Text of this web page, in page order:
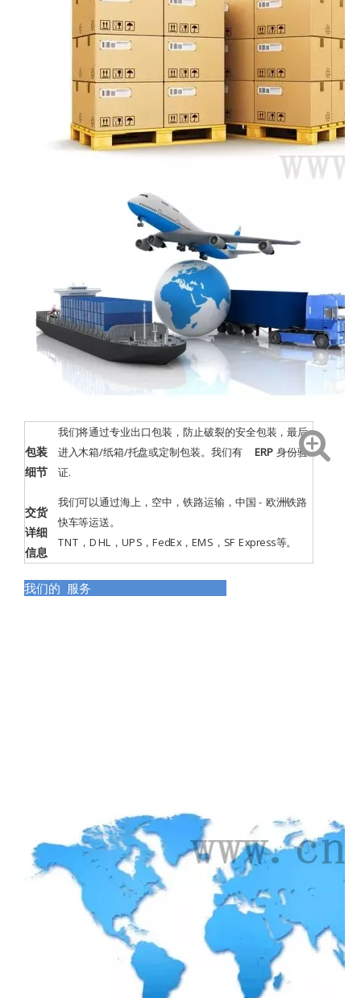
包装
细节
我们将通过专业出口包装，防止破裂的安全包装，最后
进入木箱/纸箱/托盘或定制包装。我们有 ERP 身份验
证.
交货
详细
信息
我们可以通过海上，空中，铁路运输，中国 - 欧洲铁路
快车等运送。
TNT，DHL，UPS，FedEx，EMS，SF Express等。
我们的 服务